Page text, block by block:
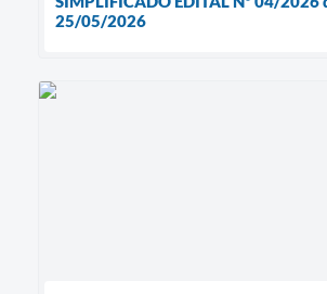
25/05/2026